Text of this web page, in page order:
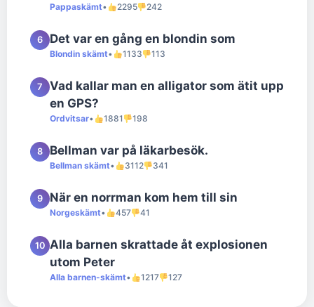
Pappaskämt• 2295 242
6 Det var en gång en blondin som
Blondin skämt• 1133 113
7
Vad kallar man en alligator som ätit upp
en GPS?
Ordvitsar• 1881 198
8 Bellman var på läkarbesök.
Bellman skämt• 3112 341
9 När en norrman kom hem till sin
Norgeskämt• 457 41
10 Alla barnen skrattade åt explosionen
utom Peter
Alla barnen-skämt• 1217 127